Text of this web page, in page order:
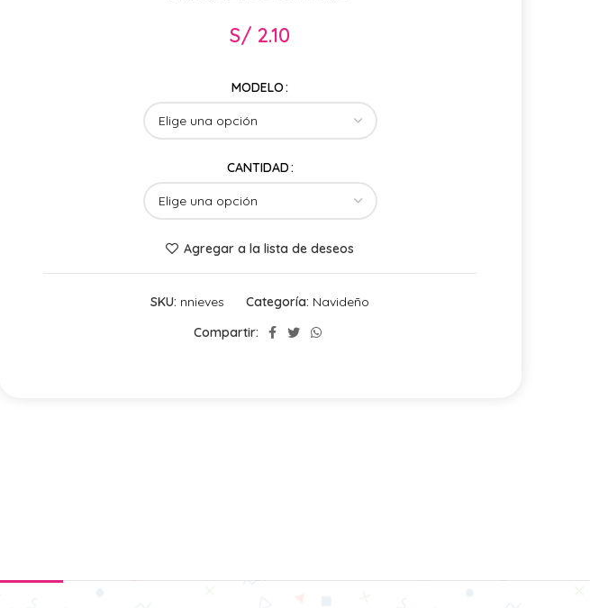
S/ 2.10
MODELO
CANTIDAD
Agregar a la lista de deseos
SKU: nnieves Categoría: Navideño
Compartir: